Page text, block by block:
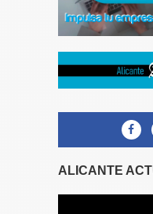
ALICANTE